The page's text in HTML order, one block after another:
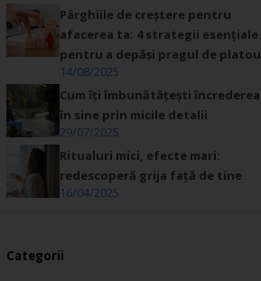
Pârghiile de creștere pentru
afacerea ta: 4 strategii esențiale
pentru a depăși pragul de platou
14/08/2025
Cum îți îmbunătățești încrederea
în sine prin micile detalii
29/07/2025
Ritualuri mici, efecte mari:
redescoperă grija față de tine
16/04/2025
Categorii